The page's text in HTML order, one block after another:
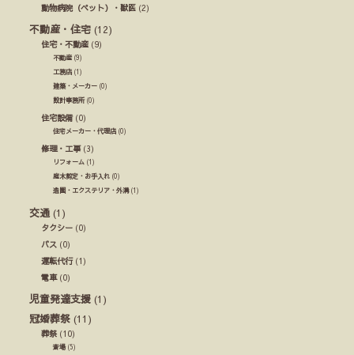
動物病院（ペット）・獣医 (2)
不動産・住宅 (12)
住宅・不動産 (9)
不動産 (9)
工務店 (1)
建築・メーカー (0)
設計事務所(0)
住宅設備(0)
住宅メーカー・代理店 (0)
修理・工事(3)
リフォーム (1)
庭木剪定・お手入れ (0)
造園・エクステリア・外溝(1)
交通 (1)
タクシー (0)
バス (0)
運転代行(1)
電車(0)
児童発達支援 (1)
冠婚葬祭 (11)
葬祭(10)
斎場(5)